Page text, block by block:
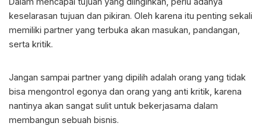
keselarasan tujuan dan pikiran. Oleh karena itu penting sekali
memiliki partner yang terbuka akan masukan, pandangan,
serta kritik.
Jangan sampai partner yang dipilih adalah orang yang tidak
bisa mengontrol egonya dan orang yang anti kritik, karena
nantinya akan sangat sulit untuk bekerjasama dalam
membangun sebuah bisnis.